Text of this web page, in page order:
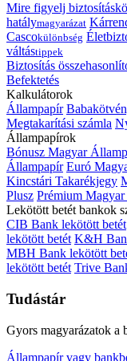
Mire figyelj
hatálymagyarázat
Cascokülönbség
váltástippek
Biztosítás
Befektetés
Kalkulátorok
Állampapír
Megtakarítási számla
Állampapírok
Bónusz Magyar
Állampapír Euró
Kincstári Takarékjegy
Plusz Prémium
Lekötött betét bankok
CIB Bank lekötött betét
lekötött betét K&H
MBH Bank lekötött
lekötött betét Trive
Tudástár
Gyors magyarázatok a
Állampapír vagy